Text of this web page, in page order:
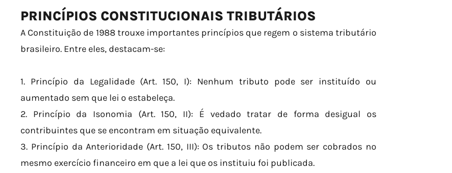
PRINCÍPIOS CONSTITUCIONAIS TRIBUTÁRIOS
A Constituição de 1988 trouxe importantes princípios que regem o sistema tributário
brasileiro. Entre eles, destacam-se:
1. Princípio da Legalidade (Art. 150, I): Nenhum tributo pode ser instituído ou
aumentado sem que lei o estabeleça.
2. Princípio da Isonomia (Art. 150, II): É vedado tratar de forma desigual os
contribuintes que se encontram em situação equivalente.
3. Princípio da Anterioridade (Art. 150, III): Os tributos não podem ser cobrados no
mesmo exercício financeiro em que a lei que os instituiu foi publicada.